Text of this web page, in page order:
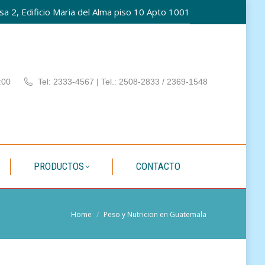
2, Edificio Maria del Alma piso 10 Apto 1001
Tel: 2333-4567 | Tel.: 2508-2833 / 2369-1548
PRODUCTOS CONTACTO
You are here:
Home Peso y Nutricion en Guatemala
PRODUCTOS CONTACTO